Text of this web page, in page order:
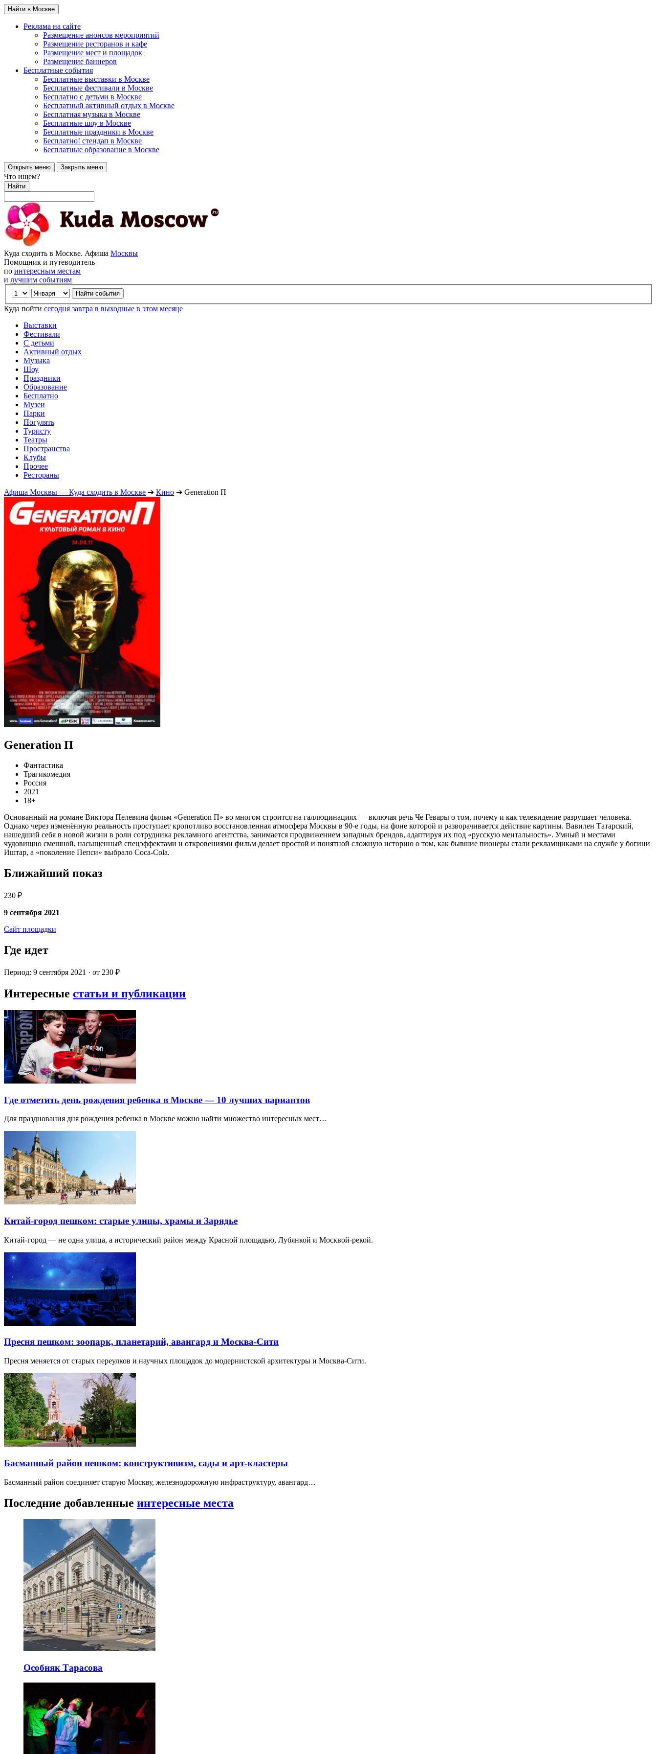
Найти в Москве
Реклама на сайте
Размещение анонсов мероприятий
Размещение ресторанов и кафе
Размещение мест и площадок
Размещение баннеров
Бесплатные события
Бесплатные выставки в Москве
Бесплатные фестивали в Москве
Бесплатно с детьми в Москве
Бесплатный активный отдых в Москве
Бесплатная музыка в Москве
Бесплатные шоу в Москве
Бесплатные праздники в Москве
Бесплатно! стендап в Москве
Бесплатные образование в Москве
Открыть меню Закрыть меню
Что ищем?
Найти
Куда сходить в Москве. Афиша Москвы
Помощник и путеводитель
по интересным местам
и лучшим событиям
Куда пойти сегодня завтра в выходные в этом месяце
Выставки
Фестивали
С детьми
Активный отдых
Музыка
Шоу
Праздники
Образование
Бесплатно
Музеи
Парки
Погулять
Туристу
Театры
Пространства
Клубы
Прочее
Рестораны
Афиша Москвы — Куда сходить в Москве ➔ Кино ➔ Generation П
Generation П
Фантастика
Трагикомедия
Россия
2021
18+
Основанный на романе Виктора Пелевина фильм «Generation П» во многом строится на галлюцинациях — включая речь Че Гевары о том, почему и как телевидение разрушает человека.
Однако через изменённую реальность проступает кропотливо восстановленная атмосфера Москвы в 90-е годы, на фоне которой и разворачивается действие картины. Вавилен Татарский,
нашедший себя в новой жизни в роли сотрудника рекламного агентства, занимается продвижением западных брендов, адаптируя их под «русскую ментальность». Умный и местами
чудовищно смешной, насыщенный спецэффектами и откровениями фильм делает простой и понятной сложную историю о том, как бывшие пионеры стали рекламщиками на службе у богини
Иштар, а «поколение Пепси» выбрало Coca-Cola.
Ближайший показ
230 ₽
9 сентября 2021
Сайт площадки
Где идет
Период: 9 сентября 2021 · от 230 ₽
Интересные статьи и публикации
Где отметить день рождения ребенка в Москве — 10 лучших вариантов
Для празднования дня рождения ребенка в Москве можно найти множество интересных мест…
Китай-город пешком: старые улицы, храмы и Зарядье
Китай-город — не одна улица, а исторический район между Красной площадью, Лубянкой и Москвой-рекой.
Пресня пешком: зоопарк, планетарий, авангард и Москва-Сити
Пресня меняется от старых переулков и научных площадок до модернистской архитектуры и Москва-Сити.
Басманный район пешком: конструктивизм, сады и арт-кластеры
Басманный район соединяет старую Москву, железнодорожную инфраструктуру, авангард…
Последние добавленные интересные места
Особняк Тарасова